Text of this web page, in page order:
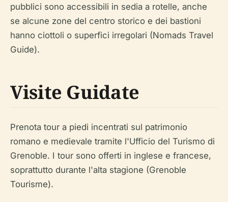
pubblici sono accessibili in sedia a rotelle, anche
se alcune zone del centro storico e dei bastioni
hanno ciottoli o superfici irregolari (Nomads Travel
Guide).
Visite Guidate
Prenota tour a piedi incentrati sul patrimonio
romano e medievale tramite l'Ufficio del Turismo di
Grenoble. I tour sono offerti in inglese e francese,
soprattutto durante l'alta stagione (Grenoble
Tourisme).